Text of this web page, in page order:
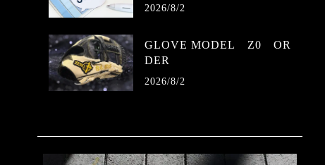
2026/8/2
GLOVE MODEL Z0 OR
DER
2026/8/2